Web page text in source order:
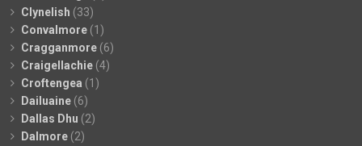
Clynelish (33)
Convalmore (1)
Cragganmore (6)
Craigellachie (4)
Croftengea (1)
Dailuaine (6)
Dallas Dhu (2)
Dalmore (2)